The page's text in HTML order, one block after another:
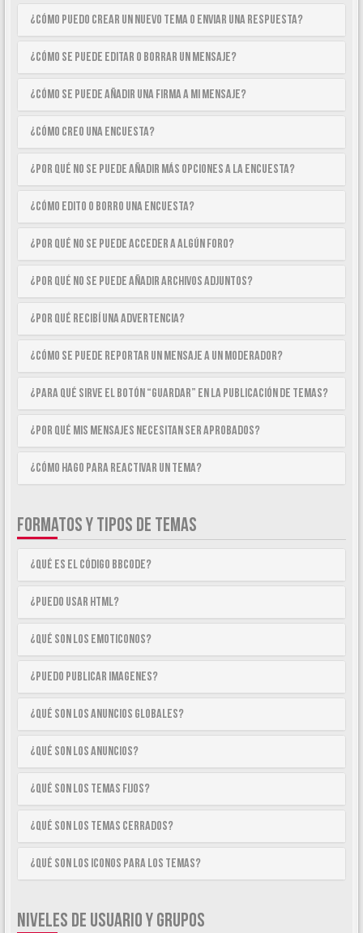
¿Cómo puedo crear un nuevo tema o enviar una respuesta?
¿Cómo se puede editar o borrar un mensaje?
¿Cómo se puede añadir una firma a mi mensaje?
¿Cómo creo una encuesta?
¿Por qué no se puede añadir más opciones a la encuesta?
¿Cómo edito o borro una encuesta?
¿Por qué no se puede acceder a algún foro?
¿Por qué no se puede añadir archivos adjuntos?
¿Por qué recibí una advertencia?
¿Cómo se puede reportar un mensaje a un moderador?
¿Para qué sirve el botón “Guardar” en la publicación de temas?
¿Por qué mis mensajes necesitan ser aprobados?
¿Cómo hago para reactivar un tema?
FORMATOS Y TIPOS DE TEMAS
¿Qué es el código BBCode?
¿Puedo usar HTML?
¿Qué son los emoticonos?
¿Puedo publicar imagenes?
¿Qué son los anuncios globales?
¿Qué son los anuncios?
¿Qué son los temas fijos?
¿Qué son los temas cerrados?
¿Qué son los iconos para los temas?
NIVELES DE USUARIO Y GRUPOS